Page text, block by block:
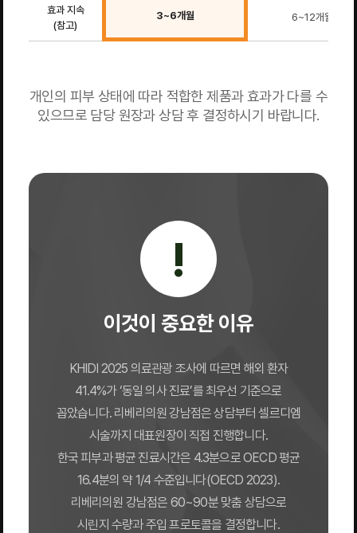
효과 지속
(참고)
3~6개월 6~12개월
개인의 피부 상태에 따라 적합한 제품과 효과가 다를 수
있으므로 담당 원장과 상담 후 결정하시기 바랍니다.
!
이것이 중요한 이유
KHIDI 2025 의료관광 조사에 따르면 해외 환자
41.4%가 ‘동일 의사 진료’를 최우선 기준으로
꼽았습니다. 리베리의원 강남점은 상담부터 셀르디엠
시술까지 대표원장이 직접 진행합니다.
한국 피부과 평균 진료시간은 4.3분으로 OECD 평균
16.4분의 약 1/4 수준입니다(OECD 2023).
리베리의원 강남점은 60~90분 맞춤 상담으로
시린지 수량과 주입 프로토콜을 결정합니다.